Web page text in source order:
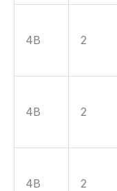
4B 2
4B 2
4B 2